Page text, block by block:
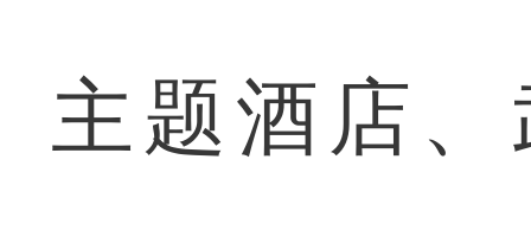
主题酒店